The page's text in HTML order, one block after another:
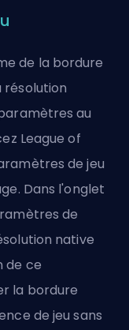
de la bordure
résolution
au
League of
de jeu
Dans l'onglet
de
native
de ce
la bordure
de jeu sans